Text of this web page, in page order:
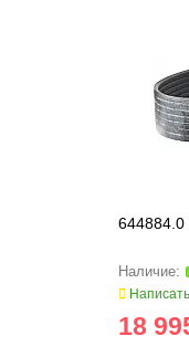
644884.0
18